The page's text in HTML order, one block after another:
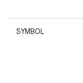
SYMBOL